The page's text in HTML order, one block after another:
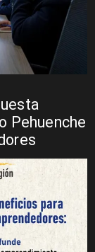
Pehuenche